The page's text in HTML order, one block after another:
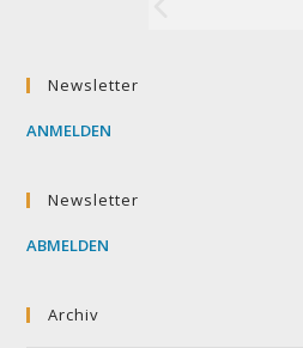
Newsletter
ANMELDEN
Newsletter
ABMELDEN
Archiv